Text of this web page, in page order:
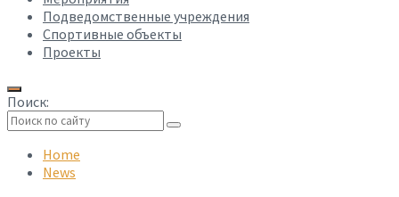
Подведомственные учреждения
Спортивные объекты
Проекты
Поиск:
search
Home
News